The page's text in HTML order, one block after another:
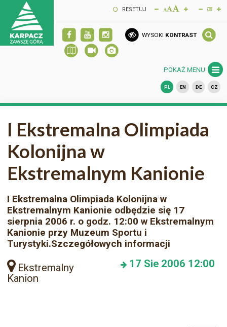
RESETUJ
WYSOKI KONTRAST
POKAŻ MENU
PL EN DE CZ
I Ekstremalna Olimpiada
Kolonijna w
Ekstremalnym Kanionie
I Ekstremalna Olimpiada Kolonijna w
Ekstremalnym Kanionie odbędzie się 17
sierpnia 2006 r. o godz. 12:00 w Ekstremalnym
Kanionie przy Muzeum Sportu i
Turystyki.Szczegółowych informacji
Ekstremalny
Kanion
17 Sie 2006 12:00